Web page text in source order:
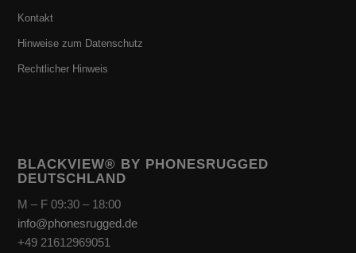
Kontakt
Hinweise zum Datenschutz
Rechtlicher Hinweis
BLACKVIEW® BY PHONESRUGGED
DEUTSCHLAND
M – F 09:30 – 18:00
info@phonesrugged.de
+49 21612969051